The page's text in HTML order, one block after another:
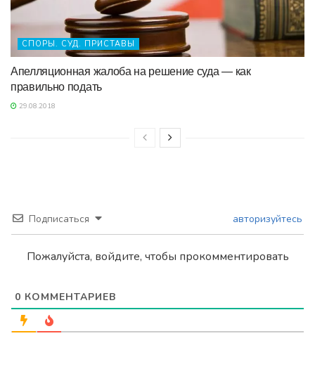
СПОРЫ. СУД. ПРИСТАВЫ
Апелляционная жалоба на решение суда — как
правильно подать
29.08.2018
Подписаться авторизуйтесь
Пожалуйста, войдите, чтобы прокомментировать
0 КОММЕНТАРИЕВ